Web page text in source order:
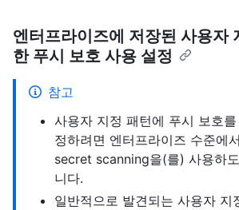
엔터프라이즈에 저장된 사용자
한 푸시 보호 사용 설정
참고
사용자 지정 패턴에 푸시 보호
정하려면 엔터프라이즈 수준에
secret scanning을(를) 사용하
니다.
일반적으로 발견되는 사용자 지